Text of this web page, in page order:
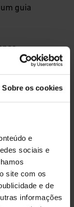
Sobre os cookies
e
sociais e
site com os
e de
informações
guia
exato
que não
o